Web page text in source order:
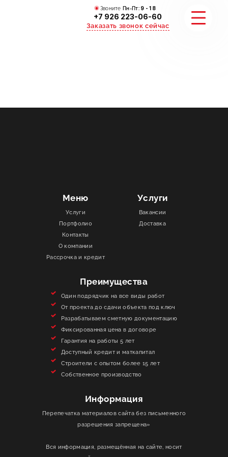
Звоните Пн-Пт: 9 - 18
+7 926 223-06-60
Заказать звонок сейчас
СТОИМОСТЬ
О КОМПАНИИ
КОНТАКТЫ
Меню
Услуги
Портфолио
Контакты
О компании
Рассрочка и кредит
Услуги
Вакансии
Доставка
Преимущества
Один подрядчик на все виды работ
От проекта до сдачи объекта под ключ
Разрабатываем сметную документацию
Фиксированная цена в договоре
Гарантия на работы 5 лет
Доступный кредит и маткапитал
Строители с опытом более 15 лет
Собственное производство
Информация
Перепечатка материалов сайта без письменного
разрешения запрещена»
Вся информация, размещённая на сайте, носит